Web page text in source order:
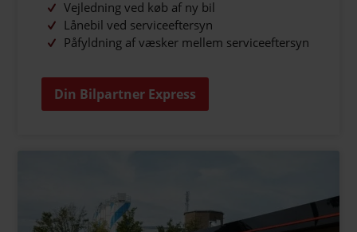
Vejledning ved køb af ny bil
Lånebil ved serviceeftersyn
Påfyldning af væsker mellem serviceeftersyn
Din Bilpartner Express